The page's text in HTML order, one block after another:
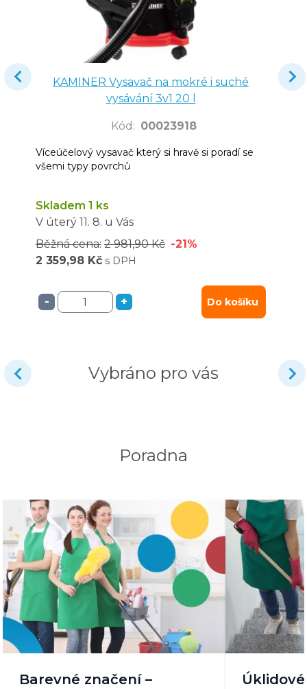
KAMINER Vysavač na mokré i suché
vysávání 3v1 20 l
Kód : 00023918
Víceúčelový vysavač který si hravě si poradí se
všemi typy povrchů
Skladem 1 ks
V úterý 11. 8. u Vás
Běžná cena: 2 981,90 Kč -21%
2 359,98 Kč s DPH
- + Do košíku
Vybráno pro vás
Poradna
Barevné značení –